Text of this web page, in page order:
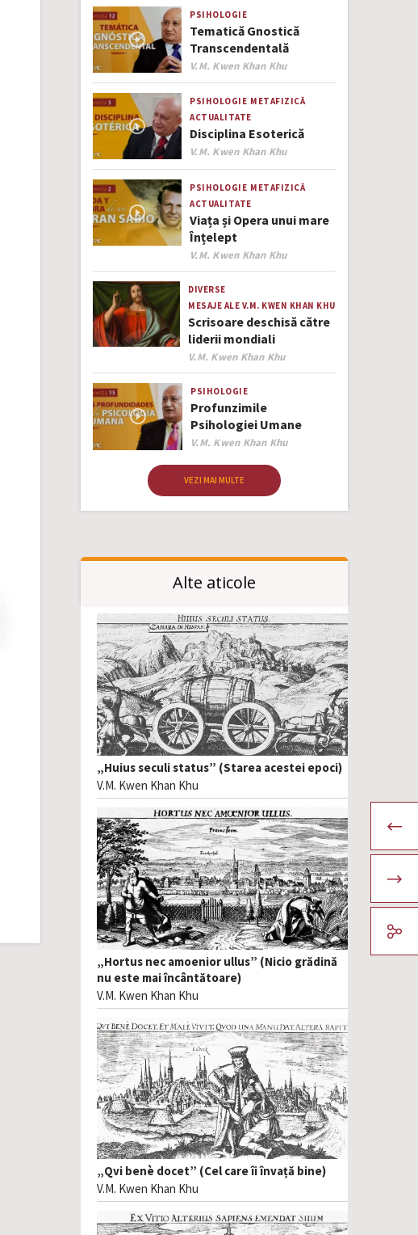
PSIHOLOGIE
Tematică Gnostică
Transcendentală
Author
V.M. Kwen Khan Khu
PSIHOLOGIE METAFIZICĂ
ACTUALITATE
Disciplina Esoterică
Author
V.M. Kwen Khan Khu
PSIHOLOGIE METAFIZICĂ
ACTUALITATE
Viața și Opera unui mare
Înțelept
Author
V.M. Kwen Khan Khu
DIVERSE
MESAJE ALE V.M. KWEN KHAN KHU
Scrisoare deschisă către
liderii mondiali
Author
V.M. Kwen Khan Khu
PSIHOLOGIE
Profunzimile
Psihologiei Umane
Author
V.M. Kwen Khan Khu
VEZI MAI MULTE
Alte aticole
„Huius seculi status” (Starea acestei epoci)
V.M. Kwen Khan Khu
„Hortus nec amoenior ullus” (Nicio grădină
nu este mai încântătoare)
V.M. Kwen Khan Khu
„Qvi benè docet” (Cel care îi învață bine)
V.M. Kwen Khan Khu